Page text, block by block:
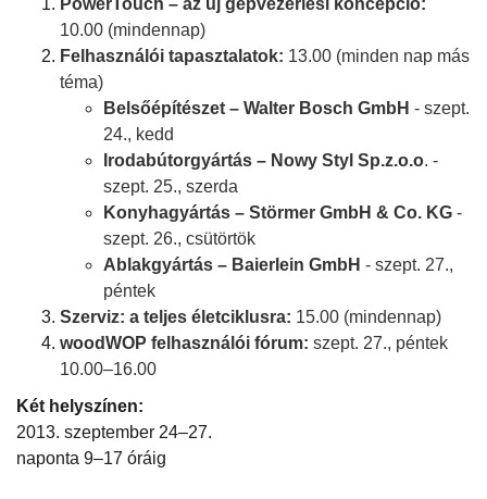
10.00 (mindennap)
Felhasználói tapasztalatok: 13.00 (minden nap más
téma)
Belsőépítészet – Walter Bosch GmbH - szept.
24., kedd
Irodabútorgyártás – Nowy Styl Sp.z.o.o. -
szept. 25., szerda
Konyhagyártás – Störmer GmbH & Co. KG -
szept. 26., csütörtök
Ablakgyártás – Baierlein GmbH - szept. 27.,
péntek
Szerviz: a teljes életciklusra: 15.00 (mindennap)
woodWOP felhasználói fórum: szept. 27., péntek
10.00–16.00
Két helyszínen:
2013. szeptember 24–27.
naponta 9–17 óráig